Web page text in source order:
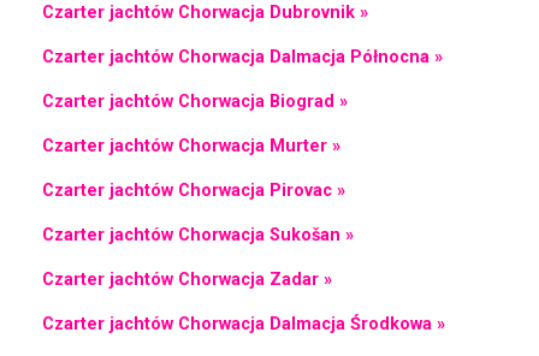
Czarter jachtów Chorwacja Dubrovnik »
Czarter jachtów Chorwacja Dalmacja Północna »
Czarter jachtów Chorwacja Biograd »
Czarter jachtów Chorwacja Murter »
Czarter jachtów Chorwacja Pirovac »
Czarter jachtów Chorwacja Sukošan »
Czarter jachtów Chorwacja Zadar »
Czarter jachtów Chorwacja Dalmacja Środkowa »